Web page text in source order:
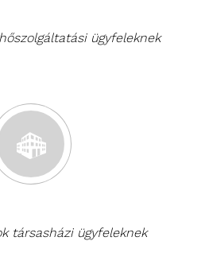
ügyfeleknek
társasházi ügyfeleknek